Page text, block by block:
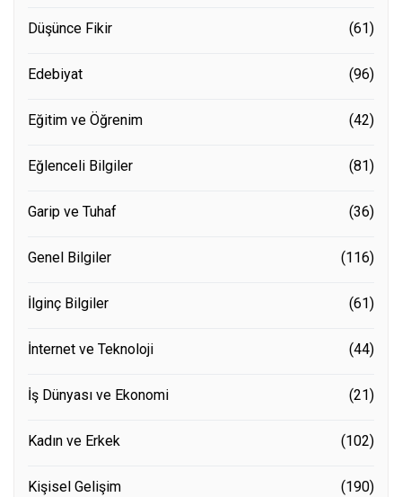
Düşünce Fikir (61)
Edebiyat (96)
Eğitim ve Öğrenim (42)
Eğlenceli Bilgiler (81)
Garip ve Tuhaf (36)
Genel Bilgiler (116)
İlginç Bilgiler (61)
İnternet ve Teknoloji (44)
İş Dünyası ve Ekonomi (21)
Kadın ve Erkek (102)
Kişisel Gelişim (190)